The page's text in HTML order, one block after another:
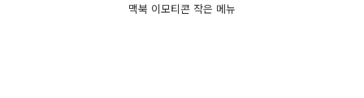
맥북 이모티콘 작은 메뉴